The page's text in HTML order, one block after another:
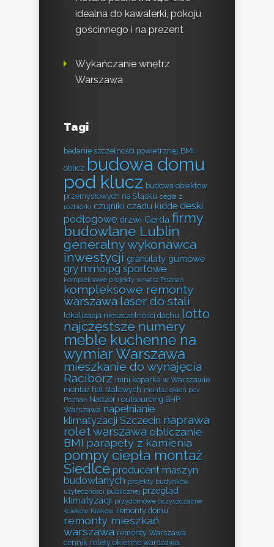
idealna do kawalerki, pokoju
gościnnego i na prezent
Wykańczanie wnętrz
Warszawa
Tagi
badanie szczelności powietrznej BMI
oblicz budowa domu
pod klucz budowa obiektów
przemysłowych na Śląsku cegła z
rozbiórki czujniki czadu kidde deski
podłogowe drzwi Gerda firmy
budowlane Lublin
generalny wykonawca
inwestycji granulaty gumowe
gry mmorpg sportowe
kompleksowe projekty wnętrz Poznań
kompleksowe remonty
warszawa laser do stali
lokalizacja nieszczelności dachu lotto
najczęstsze numery
meble kuchenne na
wymiar Warszawa
mieszkanie do wynajęcia
Racibórz mini koparka w Warszawie
montaż hal stalowych montaż okien pcv
Poznań Nadzór i outsourcing BHP
Warszawa napełnianie
klimatyzacji Szczecin naprawa
rolet warszawa obliczanie
BMI parapety z kamienia
pompy ciepła montaż
Siedlce producent maszyn
budowlanych projekty budynków
użyteczności publicznej przegląd
klimatyzacji przydomowe oczyszczalnie
ścieków Kraków remonty domu
remonty mieszkań
warszawa remonty Warszawa
cennik rolety okienne warszawa